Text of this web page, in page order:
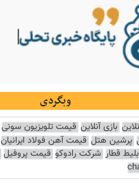
وبگردی
بازی آنلاین قیمت تلویزیون سونی
پرشین هتل قیمت آهن فولاد ایرانیان
بلیط قطار شرکت رادوکو قیمت پروفیل